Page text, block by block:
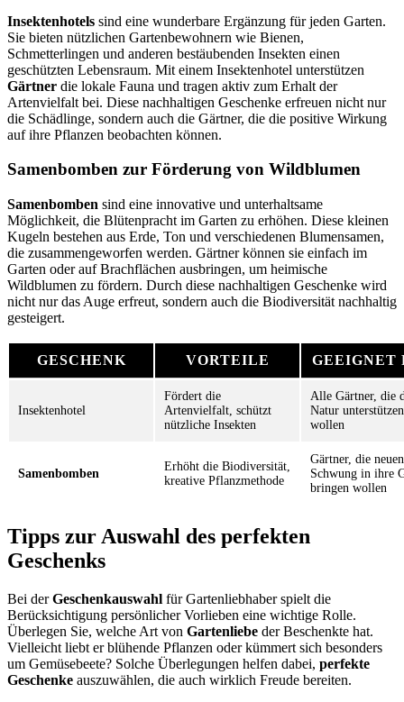
Insektenhotels sind eine wunderbare Ergänzung für jeden Garten.
Sie bieten nützlichen Gartenbewohnern wie Bienen,
Schmetterlingen und anderen bestäubenden Insekten einen
geschützten Lebensraum. Mit einem Insektenhotel unterstützen
Gärtner die lokale Fauna und tragen aktiv zum Erhalt der
Artenvielfalt bei. Diese nachhaltigen Geschenke erfreuen nicht nur
die Schädlinge, sondern auch die Gärtner, die die positive Wirkung
auf ihre Pflanzen beobachten können.
Samenbomben zur Förderung von Wildblumen
Samenbomben sind eine innovative und unterhaltsame
Möglichkeit, die Blütenpracht im Garten zu erhöhen. Diese kleinen
Kugeln bestehen aus Erde, Ton und verschiedenen Blumensamen,
die zusammengeworfen werden. Gärtner können sie einfach im
Garten oder auf Brachflächen ausbringen, um heimische
Wildblumen zu fördern. Durch diese nachhaltigen Geschenke wird
nicht nur das Auge erfreut, sondern auch die Biodiversität nachhaltig
gesteigert.
GESCHENK VORTEILE GEEIGNET
Insektenhotel
Fördert die
Artenvielfalt, schützt
nützliche Insekten
Alle Gärtner, die
Natur unterstützen
wollen
Samenbomben
Erhöht die Biodiversität,
kreative Pflanzmethode
Gärtner, die neuen
Schwung in ihre
bringen wollen
Tipps zur Auswahl des perfekten
Geschenks
Bei derGeschenkauswahl für Gartenliebhaber spielt die
Berücksichtigung persönlicher Vorlieben eine wichtige Rolle.
Überlegen Sie, welche Art von Gartenliebe der Beschenkte hat.
Vielleicht liebt er blühende Pflanzen oder kümmert sich besonders
um Gemüsebeete? Solche Überlegungen helfen dabei, perfekte
Geschenke auszuwählen, die auch wirklich Freude bereiten.